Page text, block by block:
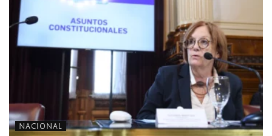
NACIONAL